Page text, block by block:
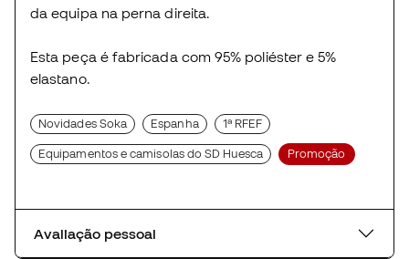
da equipa na perna direita.
Esta peça é fabricada com 95% poliéster e 5%
elastano.
Novidades Soka Espanha 1ª RFEF
Equipamentos e camisolas do SD Huesca Promoção
Avaliação pessoal